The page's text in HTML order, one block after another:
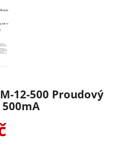
12-500 Proudový